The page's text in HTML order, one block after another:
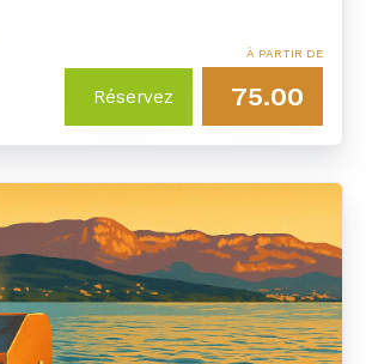
Réservez
À PARTIR DE
75.00